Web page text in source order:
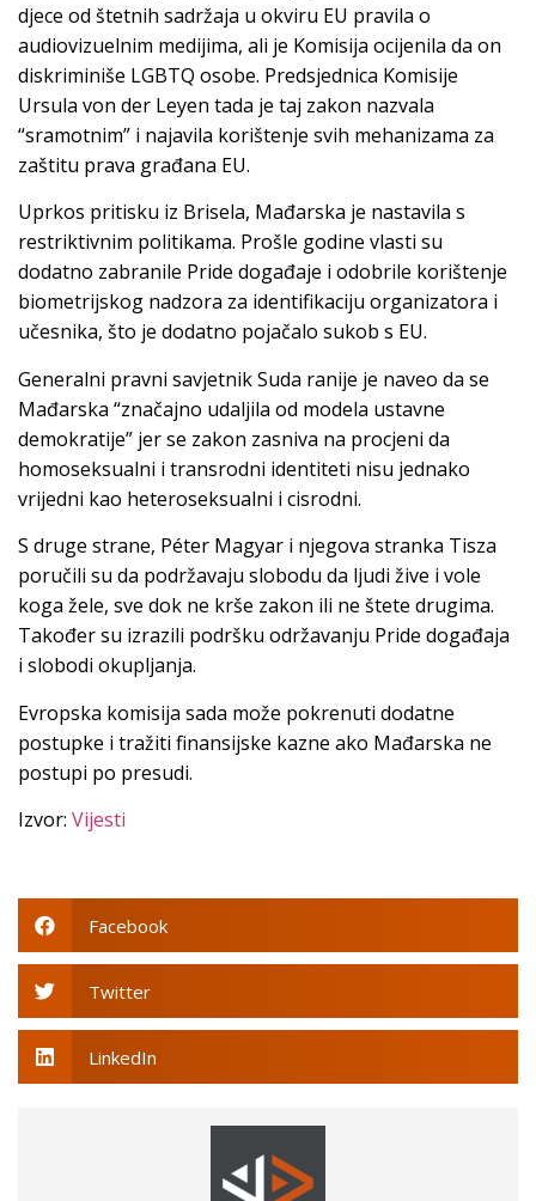
djece od štetnih sadržaja u okviru EU pravila o
audiovizuelnim medijima, ali je Komisija ocijenila da on
diskriminiše LGBTQ osobe. Predsjednica Komisije
Ursula von der Leyen tada je taj zakon nazvala
“sramotnim” i najavila korištenje svih mehanizama za
zaštitu prava građana EU.
Uprkos pritisku iz Brisela, Mađarska je nastavila s
restriktivnim politikama. Prošle godine vlasti su
dodatno zabranile Pride događaje i odobrile korištenje
biometrijskog nadzora za identifikaciju organizatora i
učesnika, što je dodatno pojačalo sukob s EU.
Generalni pravni savjetnik Suda ranije je naveo da se
Mađarska “značajno udaljila od modela ustavne
demokratije” jer se zakon zasniva na procjeni da
homoseksualni i transrodni identiteti nisu jednako
vrijedni kao heteroseksualni i cisrodni.
S druge strane, Péter Magyar i njegova stranka Tisza
poručili su da podržavaju slobodu da ljudi žive i vole
koga žele, sve dok ne krše zakon ili ne štete drugima.
Također su izrazili podršku održavanju Pride događaja
i slobodi okupljanja.
Evropska komisija sada može pokrenuti dodatne
postupke i tražiti finansijske kazne ako Mađarska ne
postupi po presudi.
Izvor: Vijesti
Facebook
Twitter
LinkedIn